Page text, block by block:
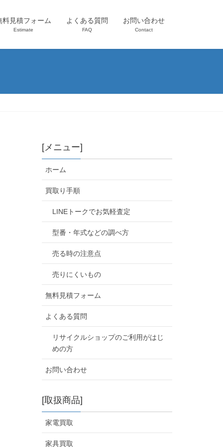
料見積フォーム
Estimate
よくある質問
FAQ
お問い合わせ
Contact
[メニュー]
ホーム
買取り手順
LINEトークでお気軽査定
型番・年式などの調べ方
売る時の注意点
売りにくいもの
無料見積フォーム
よくある質問
リサイクルショップのご利用がはじ
めの方
お問い合わせ
[取扱商品]
家電買取
家具買取